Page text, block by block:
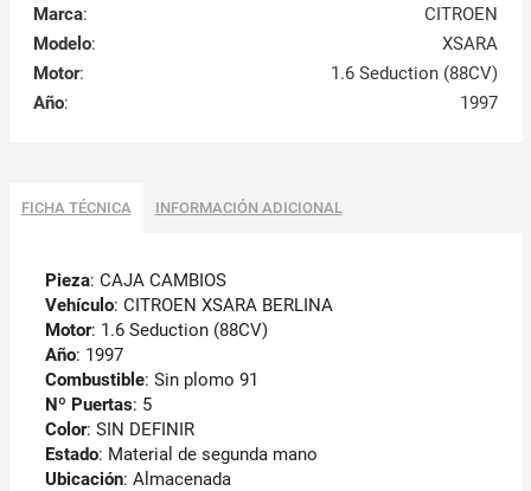
Marca:
CITROEN
Modelo:
XSARA
Motor:
1.6 Seduction (88CV)
Año: 1997
FICHA TÉCNICA INFORMACIÓN ADICIONAL
Pieza: CAJA CAMBIOS
Vehículo: CITROEN XSARA BERLINA
Motor: 1.6 Seduction (88CV)
Año: 1997
Combustible: Sin plomo 91
Nº Puertas: 5
Color: SIN DEFINIR
Estado: Material de segunda mano
Ubicación: Almacenada